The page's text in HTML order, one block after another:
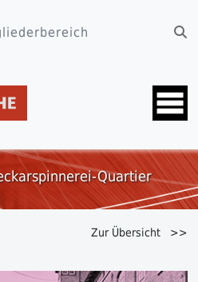
Quartier
Zur Übersicht >>